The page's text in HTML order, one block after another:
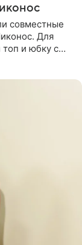
совместные
Для
топ и юбку с